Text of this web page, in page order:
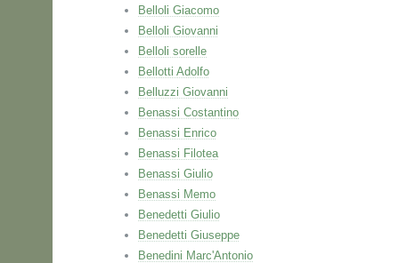
Belloli Giacomo
Belloli Giovanni
Belloli sorelle
Bellotti Adolfo
Belluzzi Giovanni
Benassi Costantino
Benassi Enrico
Benassi Filotea
Benassi Giulio
Benassi Memo
Benedetti Giulio
Benedetti Giuseppe
Benedini Marc'Antonio